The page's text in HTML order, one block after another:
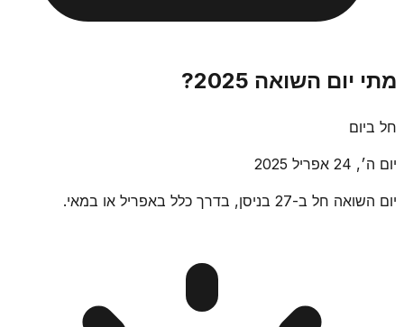
מתי יום השואה 2025?
חל ביום
יום ה׳, 24 אפריל 2025
יום השואה חל ב-27 בניסן, בדרך כלל באפריל או במאי.